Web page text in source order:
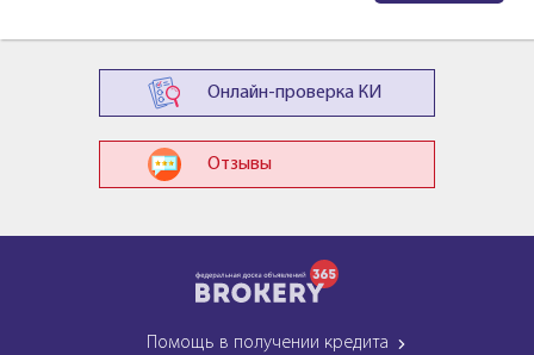
Онлайн-проверка КИ
Отзывы
Помощь в получении кредита